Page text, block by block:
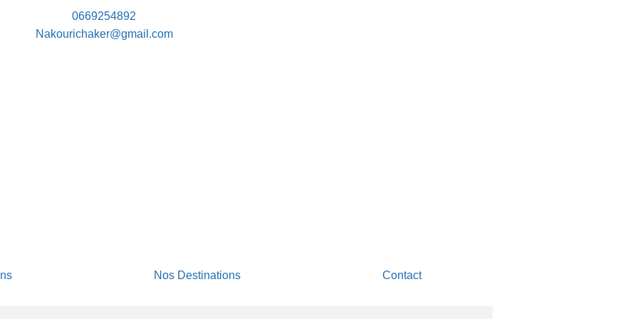
0669254892
Nakourichaker@gmail.com
Nos Destinations Contact